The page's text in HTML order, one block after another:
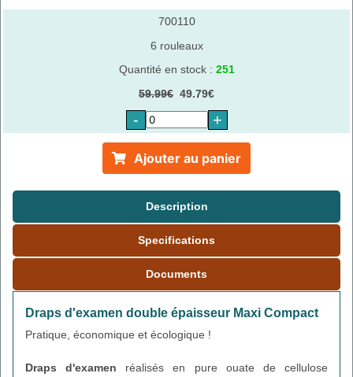
700110
6 rouleaux
Quantité en stock : 251
59.99€ 49.79€
- +
Ajouter au panier
Description
Specifications
Documents
Draps d'examen double épaisseur Maxi Compact
Pratique, économique et écologique !
Draps d'examen réalisés en pure ouate de cellulose